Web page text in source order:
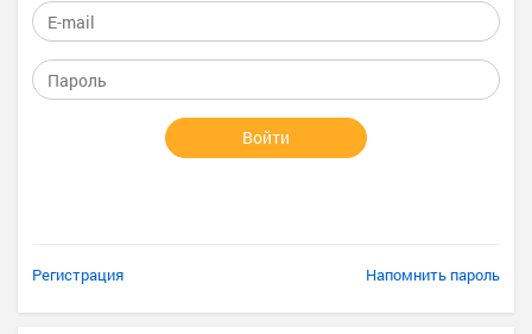
Войти
Регистрация Напомнить пароль